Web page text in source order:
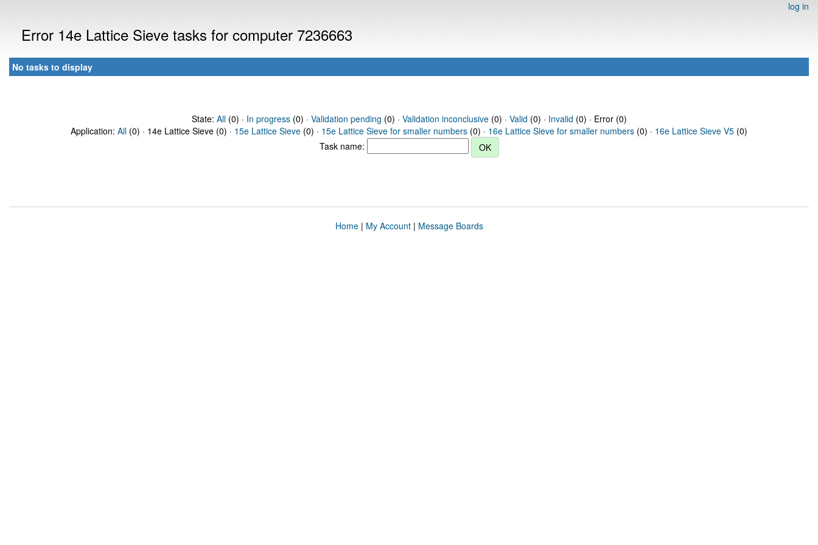
log in
Error 14e Lattice Sieve tasks for computer 7236663
No tasks to display
State: All(0) · In progress(0) · Validation pending (0) · Validation inconclusive(0) · Valid (0) · Invalid (0) · Error (0)
Application: All (0) · 14e Lattice Sieve (0) · 15e Lattice Sieve (0) · 15e Lattice Sieve for smaller numbers (0) · 16e Lattice Sieve for smaller numbers (0) · 16e Lattice Sieve V5 (0)
Task name:
Home| My Account| Message Boards